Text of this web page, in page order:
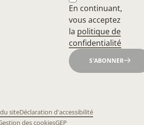
En continuant,
vous acceptez
la politique de
confidentialité
S'ABONNER
siteDéclaration d'accessibilité
des cookiesGEP